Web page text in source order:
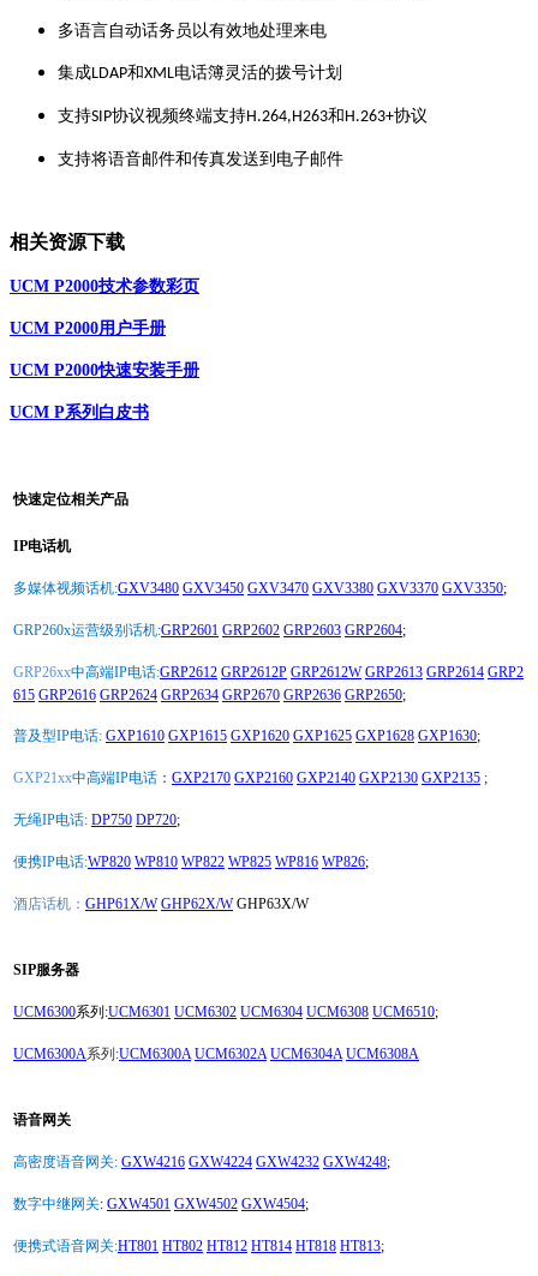
多语言自动话务员以有效地处理来电
集成LDAP和XML电话簿灵活的拨号计划
支持SIP协议视频终端支持H.264,H263和 H.263+协议
支持将语音邮件和传真发送到电子邮件
相关资源下载
UCM P2000技术参数彩页
UCM P2000用户手册
UCM P2000快速安装手册
UCM P系列白皮书
快速定位相关产品
IP电话机
多媒体视频话机:GXV3480 GXV3450 GXV3470 GXV3380 GXV3370 GXV3350;
GRP260x运营级别话机:GRP2601 GRP2602 GRP2603 GRP2604;
GRP26xx中高端IP电话:GRP2612 GRP2612P GRP2612W GRP2613 GRP2614 GRP2
615 GRP2616 GRP2624 GRP2634 GRP2670 GRP2636 GRP2650;
普及型IP电话: GXP1610 GXP1615 GXP1620 GXP1625 GXP1628 GXP1630;
GXP21xx中高端IP电话 ： GXP2170 GXP2160 GXP2140 GXP2130 GXP2135 ;
无绳IP电话: DP750 DP720;
便携IP电话:WP820 WP810 WP822 WP825 WP816 WP826;
酒店话机： GHP61X/W GHP62X/WGHP63X/W
SIP服务器
UCM6300系列:UCM6301 UCM6302 UCM6304 UCM6308 UCM6510;
UCM6300A系列:UCM6300A UCM6302A UCM6304A UCM6308A
语音网关
高密度语音网关: GXW4216 GXW4224 GXW4232 GXW4248;
数字中继网关: GXW4501 GXW4502 GXW4504;
便携式语音网关:HT801 HT802 HT812 HT814 HT818 HT813;